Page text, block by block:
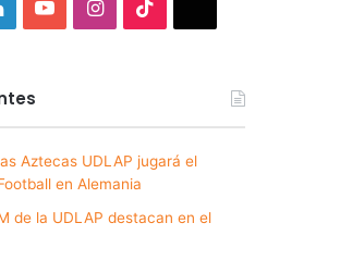
LinkedInYouTubeInstagram
Aztecas UDLAP jugará el
en Alemania
de la UDLAP destacan en el